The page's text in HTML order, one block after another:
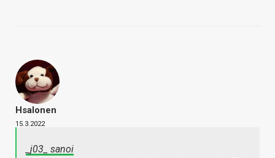
Hsalonen
15.3.2022
_j03_ sanoi